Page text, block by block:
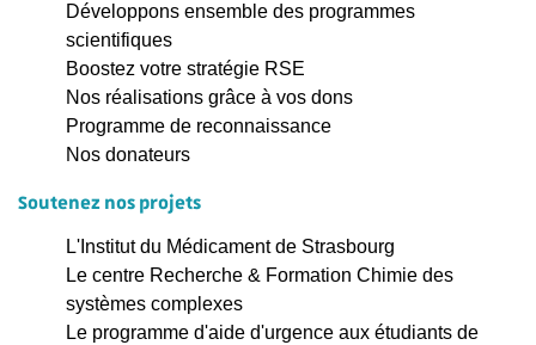
Développons ensemble des programmes
scientifiques
Boostez votre stratégie RSE
Nos réalisations grâce à vos dons
Programme de reconnaissance
Nos donateurs
Soutenez nos projets
L'Institut du Médicament de Strasbourg
Le centre Recherche & Formation Chimie des
systèmes complexes
Le programme d'aide d'urgence aux étudiants de